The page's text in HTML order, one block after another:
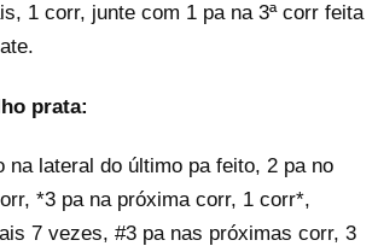
1 corr, junte com 1 pa na 3ª corr feita
prata:
na lateral do último pa feito, 2 pa no
*3 pa na próxima corr, 1 corr*,
7 vezes, #3 pa nas próximas corr, 3